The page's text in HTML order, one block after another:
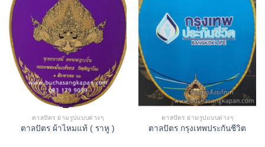
ตาลปัตร ย่ามรูปแบบต่างๆ
ตาลปัตร ผ้าไหมแท้ ( ราหู )
ตาลปัตร ย่ามรูปแบบต่างๆ
ตาลปัตร กรุงเทพประกันชีวิต